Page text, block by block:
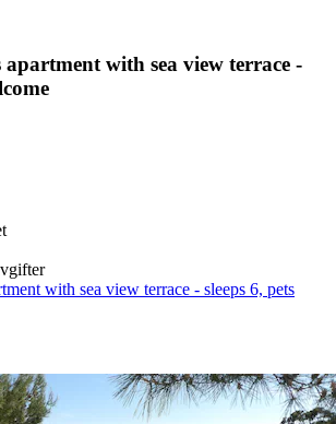
apartment with sea view terrace -
with sea view terrace - sleeps 6, pets